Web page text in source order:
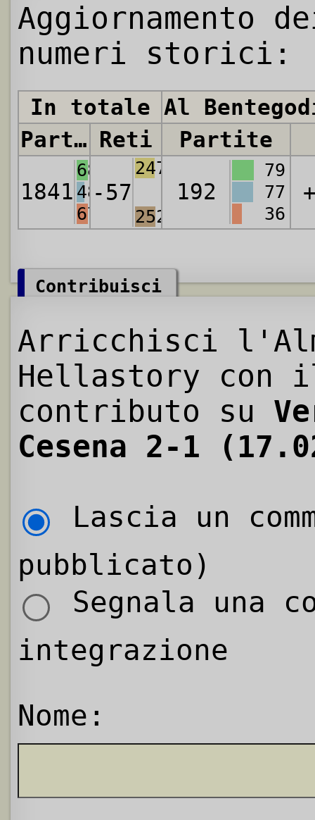
Aggiornamento
numeri storici:
In totale Al
Partite Reti Partite
1841
683
488
670
-57
2471
2528
192
79
77
36
Contribuisci
Arricchisci
Hellastory con
contributo su
Cesena 2-1
Lascia un
pubblicato)
Segnala una
integrazione
Nome: